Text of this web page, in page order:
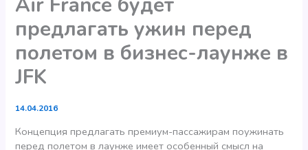
предлагать ужин перед
полетом в бизнес-лаунже в
JFK
14.04.2016
Концепция предлагать премиум-пассажирам поужинать
перед полетом в лаунже имеет особенный смысл на